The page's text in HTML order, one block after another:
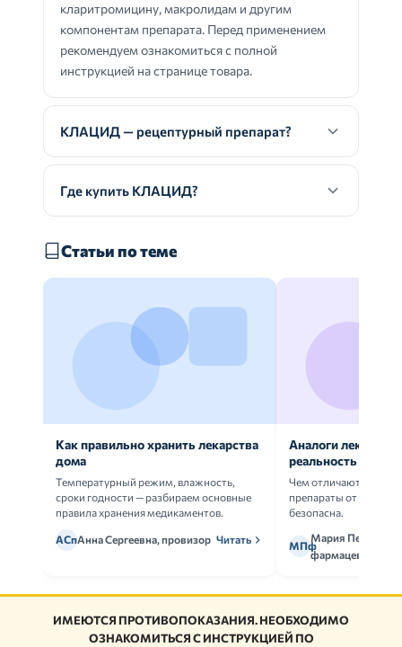
кларитромицину, макролидам и другим
компонентам препарата. Перед применением
рекомендуем ознакомиться с полной
инструкцией на странице товара.
КЛАЦИД — рецептурный препарат?
Где купить КЛАЦИД?
Статьи по теме
Как правильно хранить лекарства
дома
Температурный режим, влажность,
сроки годности — разбираем основные
правила хранения медикаментов.
АСпАнна Сергеевна, провизор Читать
Аналоги
реальность
Чем отличаются
препараты от
безопасна.
МПф
Мария Петрова,
фармацевт
ИМЕЮТСЯ ПРОТИВОПОКАЗАНИЯ. НЕОБХОДИМО
ОЗНАКОМИТЬСЯ С ИНСТРУКЦИЕЙ ПО